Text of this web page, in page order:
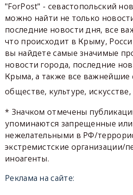
"ForPost" - севастопольский
можно найти не только
последние новости дня, все
что происходит в Крыму,
вы найдете самые значимые
новости города, последние
Крыма, а также все важнейшие
обществе, культуре,
* Значком отмечены
упоминаются запрещенные
нежелательными в РФ/
экстремистские организации/
иноагенты.
Реклама на сайте: